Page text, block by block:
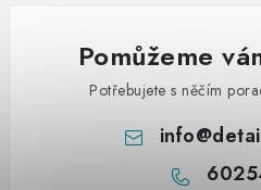
Pomůžeme
Potřebujete s něčím
info@